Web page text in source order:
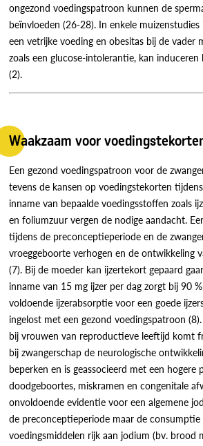
ongezond voedingspatroon kunnen de
beïnvloeden (26-28). In enkele
een vetrijke voeding en obesitas bij de vader
zoals een glucose-intolerantie, kan induceren
(2).
Waakzaam voor
Een gezond voedingspatroon voor de
tevens de kansen op voedingstekorten
inname van bepaalde voedingsstoffen zoals
en foliumzuur vergen de nodige aandacht.
tijdens de preconceptieperiode en de
vroeggeboorte verhogen en de ontwikkeling
(7). Bij de moeder kan ijzertekort gepaard
inname van 15 mg ijzer per dag zorgt bij 90
voldoende ijzerabsorptie voor een goede
ingelost met een gezond voedingspatroon
bij vrouwen van reproductieve leeftijd komt
bij zwangerschap de neurologische
beperken en is geassocieerd met een hogere
doodgeboortes, miskramen en congenitale
onvoldoende evidentie voor een algemene
de preconceptieperiode maar de
voedingsmiddelen rijk aan jodium (bv. brood